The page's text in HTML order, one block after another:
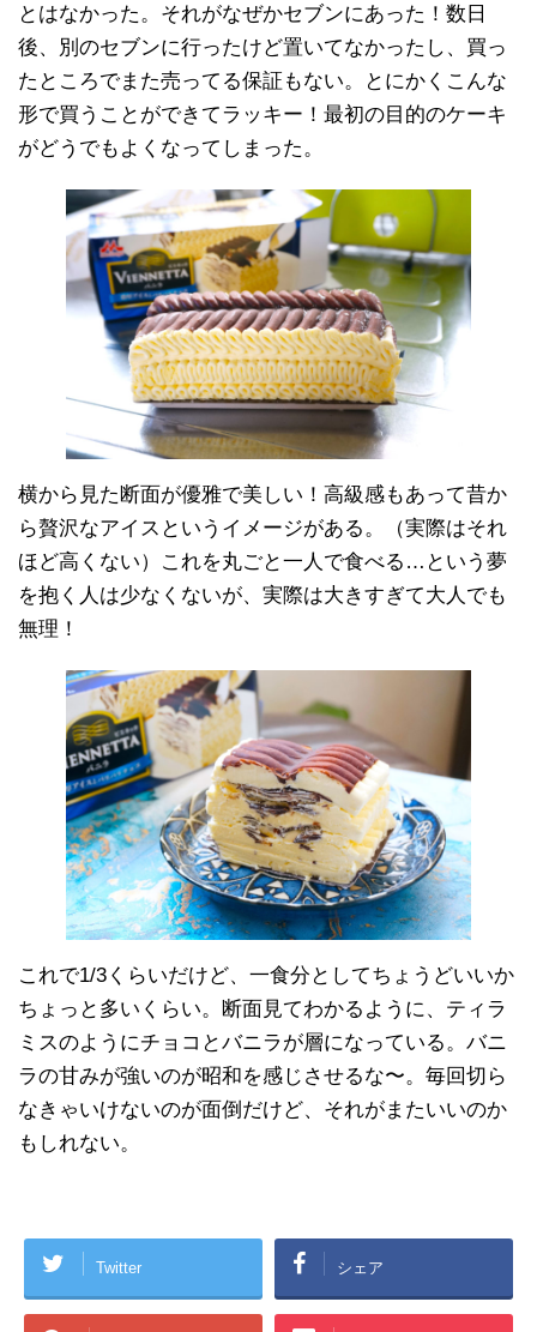
とはなかった。それがなぜかセブンにあった！数日
後、別のセブンに行ったけど置いてなかったし、買っ
たところでまた売ってる保証もない。とにかくこんな
形で買うことができてラッキー！最初の目的のケーキ
がどうでもよくなってしまった。
横から見た断面が優雅で美しい！高級感もあって昔か
ら贅沢なアイスというイメージがある。（実際はそれ
ほど高くない）これを丸ごと一人で食べる…という夢
を抱く人は少なくないが、実際は大きすぎて大人でも
無理！
これで1/3くらいだけど、一食分としてちょうどいいか
ちょっと多いくらい。断面見てわかるように、ティラ
ミスのようにチョコとバニラが層になっている。バニ
ラの甘みが強いのが昭和を感じさせるな〜。毎回切ら
なきゃいけないのが面倒だけど、それがまたいいのか
もしれない。
Twitter シェア